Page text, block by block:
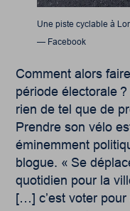
Une piste cyclable à
— Facebook
Comment alors
période électorale
rien de tel que de
Prendre son vélo
éminemment
blogue. « Se
quotidien pour la
[…] c’est voter